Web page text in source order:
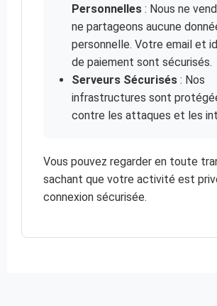
Personnelles : Nous ne
ne partageons aucune
personnelle. Votre email et
de paiement sont sécurisés.
Serveurs Sécurisés : Nos
infrastructures sont
contre les attaques et les
Vous pouvez regarder en toute
sachant que votre activité est
connexion sécurisée.